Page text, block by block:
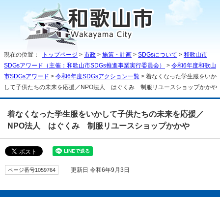
現在の位置： トップページ > 市政 > 施策・計画 > SDGsについて > 和歌山市
SDGsアワード（主催：和歌山市SDGs推進事業実行委員会）
> 令和6年度和歌山
市SDGsアワード > 令和6年度SDGsアクション一覧 > 着なくなった学生服をいか
して子供たちの未来を応援／NPO法人 はぐくみ 制服リユースショップかかや
着なくなった学生服をいかして子供たちの未来を応援／
NPO法人 はぐくみ 制服リユースショップかかや
ページ番号1059764 更新日 令和6年9月3日